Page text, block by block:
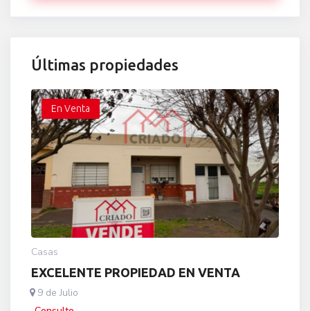
Últimas propiedades
En Venta
Casas
EXCELENTE PROPIEDAD EN VENTA
9 de Julio